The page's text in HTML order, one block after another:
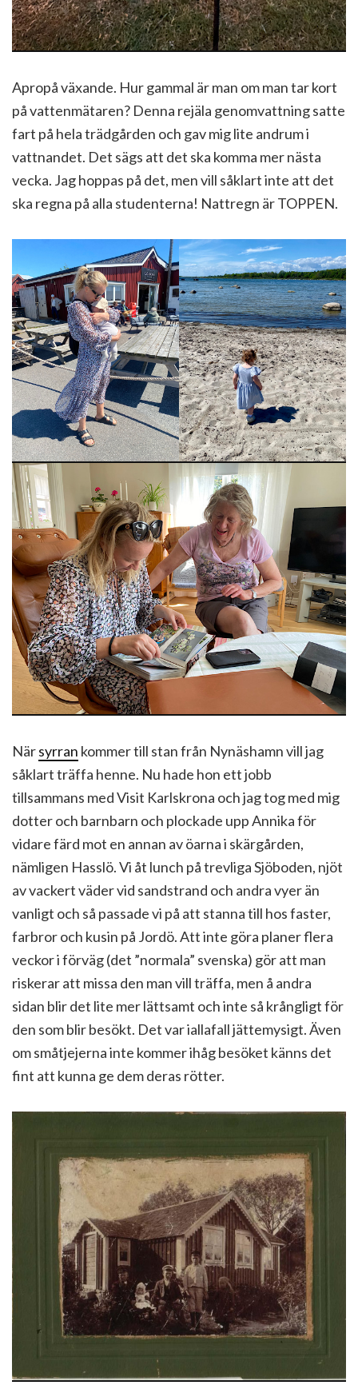
Apropå växande. Hur gammal är man om man tar kort
på vattenmätaren? Denna rejäla genomvattning satte
fart på hela trädgården och gav mig lite andrum i
vattnandet. Det sägs att det ska komma mer nästa
vecka. Jag hoppas på det, men vill såklart inte att det
ska regna på alla studenterna! Nattregn är TOPPEN.
Närsyrran kommer till stan från Nynäshamn vill jag
såklart träffa henne. Nu hade hon ett jobb
tillsammans med Visit Karlskrona och jag tog med mig
dotter och barnbarn och plockade upp Annika för
vidare färd mot en annan av öarna i skärgården,
nämligen Hasslö. Vi åt lunch på trevliga Sjöboden, njöt
av vackert väder vid sandstrand och andra vyer än
vanligt och så passade vi på att stanna till hos faster,
farbror och kusin på Jordö. Att inte göra planer flera
veckor i förväg (det ”normala” svenska) gör att man
riskerar att missa den man vill träffa, men å andra
sidan blir det lite mer lättsamt och inte så krångligt för
den som blir besökt. Det var iallafall jättemysigt. Även
om småtjejerna inte kommer ihåg besöket känns det
fint att kunna ge dem deras rötter.